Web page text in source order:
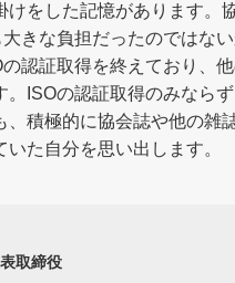
をした記憶があります。
きな負担だったのではな
認証取得を終えており、
ISOの認証取得のみなら
積極的に協会誌や他の雑
た自分を思い出します。
取締役